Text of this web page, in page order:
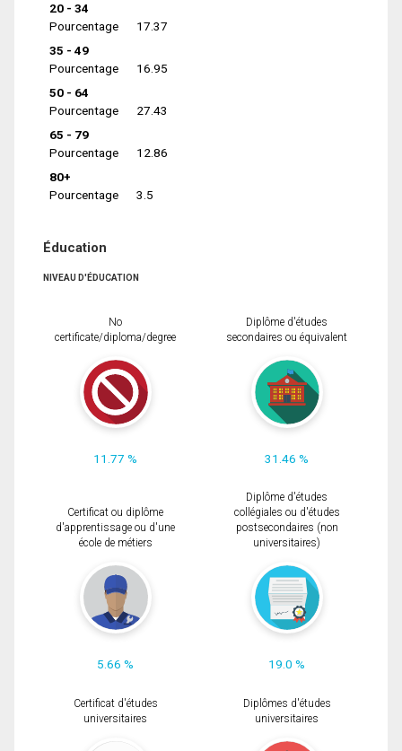
20 - 34
Pourcentage
17.37
35 - 49
Pourcentage
16.95
50 - 64
Pourcentage
27.43
65 - 79
Pourcentage
12.86
80+
Pourcentage
3.5
Éducation
NIVEAU D'ÉDUCATION
No
certificate/diploma/degree
11.77 %
Diplôme d'études
secondaires ou équivalent
31.46 %
Certificat ou diplôme
d'apprentissage ou d'une
école de métiers
5.66 %
Diplôme d'études
collégiales ou d'études
postsecondaires (non
universitaires)
19.0 %
Certificat d'études
universitaires
Diplômes d'études
universitaires